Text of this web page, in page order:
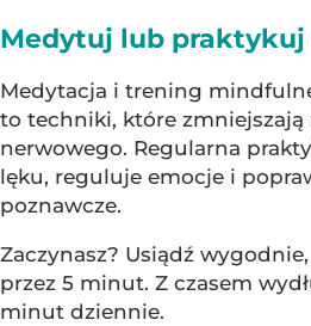
Medytuj lub praktykuj
Medytacja i trening
to techniki, które zmniejszają
nerwowego. Regularna
lęku, reguluje emocje i
poznawcze.
Zaczynasz? Usiądź
przez 5 minut. Z czasem
minut dziennie.